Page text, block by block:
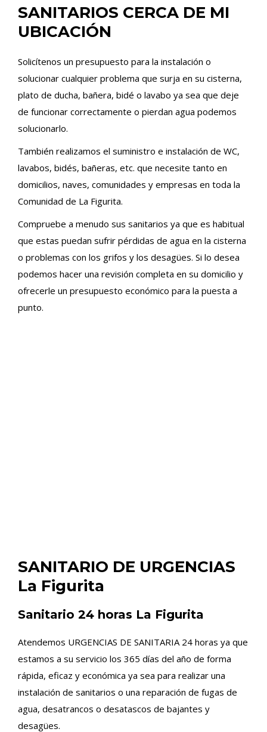
SANITARIOS CERCA DE MI
UBICACIÓN
Solicítenos un presupuesto para la instalación o
solucionar cualquier problema que surja en su cisterna,
plato de ducha, bañera, bidé o lavabo ya sea que deje
de funcionar correctamente o pierdan agua podemos
solucionarlo.
También realizamos el suministro e instalación de WC,
lavabos, bidés, bañeras, etc. que necesite tanto en
domicilios, naves, comunidades y empresas en toda la
Comunidad de La Figurita.
Compruebe a menudo sus sanitarios ya que es habitual
que estas puedan sufrir pérdidas de agua en la cisterna
o problemas con los grifos y los desagües. Si lo desea
podemos hacer una revisión completa en su domicilio y
ofrecerle un presupuesto económico para la puesta a
punto.
SANITARIO DE URGENCIAS
La Figurita
Sanitario 24 horas La Figurita
Atendemos URGENCIAS DE SANITARIA 24 horas ya que
estamos a su servicio los 365 días del año de forma
rápida, eficaz y económica ya sea para realizar una
instalación de sanitarios o una reparación de fugas de
agua, desatrancos o desatascos de bajantes y
desagües.